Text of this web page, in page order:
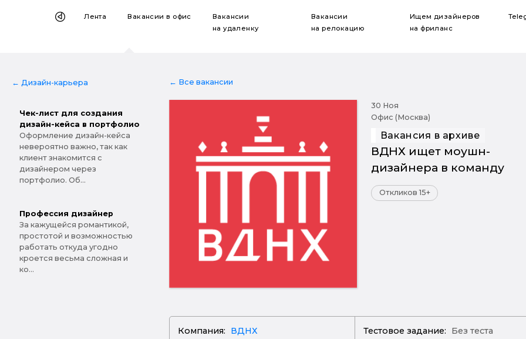
Лента Вакансиив офис
Вакансии
на удаленку
Вакансии
на релокацию
Ищем дизайнеров
на фриланс
← Дизайн-карьера
Чек-лист для создания
дизайн-кейса в портфолио
Оформление дизайн-кейса
невероятно важно, так как
клиент знакомится с
дизайнером через
портфолио. Об...
Профессия дизайнер
За кажущейся романтикой,
простотой и возможностью
работать откуда угодно
кроется весьма сложная и
ко...
← Все вакансии
30 Ноя
Офис (Москва)
Вакансия в архиве
ВДНХ ищет моушн-
дизайнера в команду
Откликов 15+
Компания: ВДНХ Тестовое задание: Без теста